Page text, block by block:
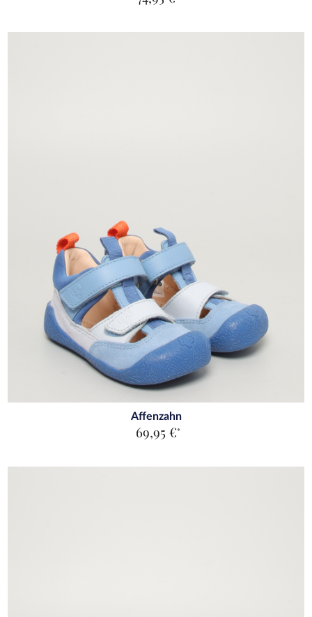
Affenzahn
69,95 €*